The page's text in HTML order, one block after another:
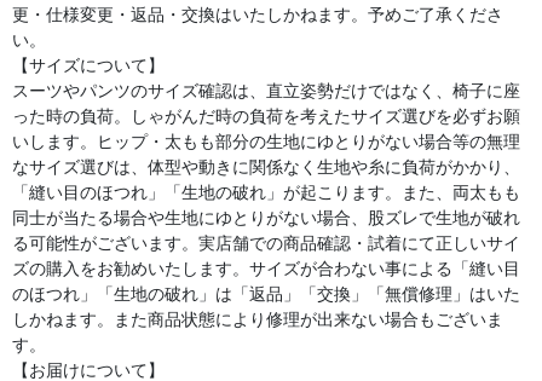
更・仕様変更・返品・交換はいたしかねます。予めご了承くださ
い。
【サイズについて】
スーツやパンツのサイズ確認は、直立姿勢だけではなく、椅子に座
った時の負荷。しゃがんだ時の負荷を考えたサイズ選びを必ずお願
いします。ヒップ・太もも部分の生地にゆとりがない場合等の無理
なサイズ選びは、体型や動きに関係なく生地や糸に負荷がかかり、
「縫い目のほつれ」「生地の破れ」が起こります。また、両太もも
同士が当たる場合や生地にゆとりがない場合、股ズレで生地が破れ
る可能性がございます。実店舗での商品確認・試着にて正しいサイ
ズの購入をお勧めいたします。サイズが合わない事による「縫い目
のほつれ」「生地の破れ」は「返品」「交換」「無償修理」はいた
しかねます。また商品状態により修理が出来ない場合もございま
す。
【お届けについて】